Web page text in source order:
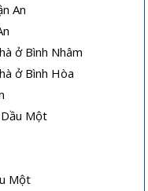
An
ở Bình Nhâm
ở Bình Hòa
Một
Một